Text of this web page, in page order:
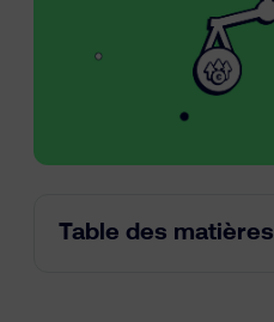
Table des matières